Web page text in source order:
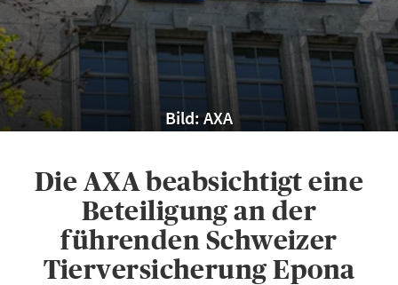
Bild: AXA
Die AXA beabsichtigt eine
Beteiligung an der
führenden Schweizer
Tierversicherung Epona